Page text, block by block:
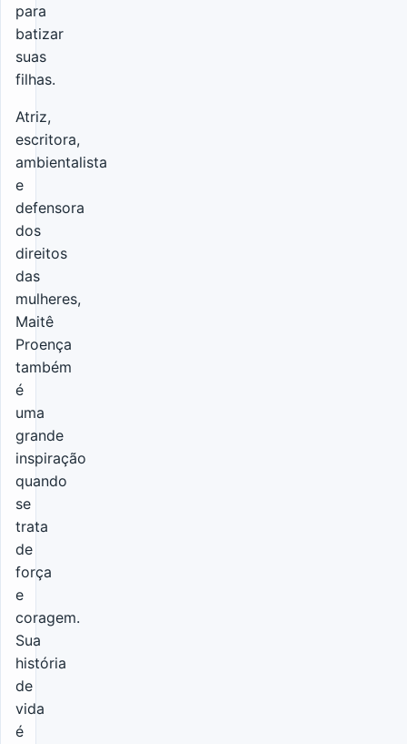
para
batizar
suas
filhas.
Atriz,
escritora,
ambientalista
e
defensora
dos
direitos
das
mulheres,
Maitê
Proença
também
é
uma
grande
inspiração
quando
se
trata
de
força
e
coragem.
Sua
história
de
vida
é